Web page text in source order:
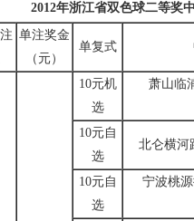
2012年浙江省双色球二等奖
单注奖金
（元）
单复式
10元机
选
萧山临
10元自
选
北仑横河
10元自
选
宁波桃